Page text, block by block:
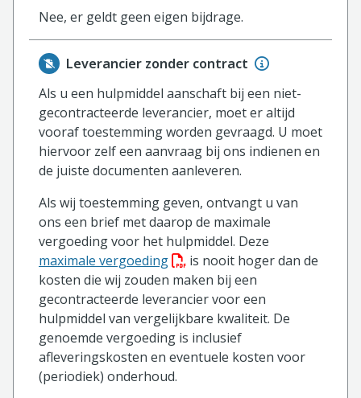
Nee, er geldt geen eigen bijdrage.
Leverancier zonder contract
Als u een hulpmiddel aanschaft bij een niet-
gecontracteerde leverancier, moet er altijd
vooraf toestemming worden gevraagd. U moet
hiervoor zelf een aanvraag bij ons indienen en
de juiste documenten aanleveren.
Als wij toestemming geven, ontvangt u van
ons een brief met daarop de maximale
vergoeding voor het hulpmiddel. Deze
maximale vergoeding(PDF bestand, download
is nooit hoger dan de
kosten die wij zouden maken bij een
gecontracteerde leverancier voor een
hulpmiddel van vergelijkbare kwaliteit. De
genoemde vergoeding is inclusief
afleveringskosten en eventuele kosten voor
(periodiek) onderhoud.